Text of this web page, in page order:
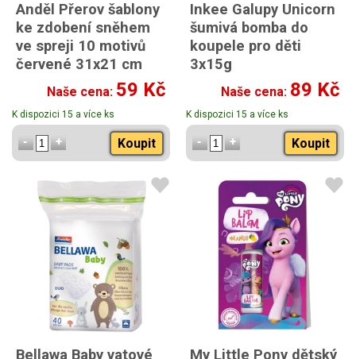
Anděl Přerov šablony
ke zdobení sněhem
ve spreji 10 motivů
červené 31x21 cm
Naše cena: 59 Kč
K dispozici 15 a více ks
Koupit
Inkee Galupy Unicorn
šumivá bomba do
koupele pro děti
3x15g
Naše cena: 89 Kč
K dispozici 15 a více ks
Koupit
Bellawa Baby vatové My Little Pony dětský